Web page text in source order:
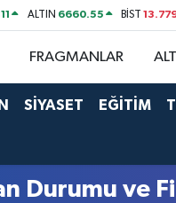
ALTIN 6660.55 BİST
FRAGMANLAR
SİYASET EĞİTİM
Durumu ve